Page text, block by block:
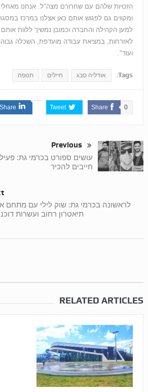
הזכויות שלהם עם שחרורם מצה"ל. אנחנו
ומקווים גם לפגוש אותם כאן אצלנו במרכז
למען הקהילה והחברה וכמובן נמשיך ללוות
לאזרחות, במציאת עבודה מועדפת, השכלה
ועוד".
Tags: אודליה סבג חיילים תנופה
Share 0
Tweet
Share
Previous
עושים ספורט בכרמי גת:
חייבים להכיר
לראשונה בכרמי גת: שוק לילי עם מתחם
תיאטרון רחוב ועשרות
RELATED ARTICLES